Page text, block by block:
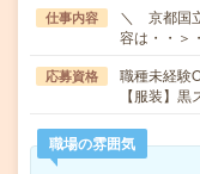
仕事内容
＼ 京都国
容は・・＞
応募資格
職種未経験
【服装】
職場の雰囲気